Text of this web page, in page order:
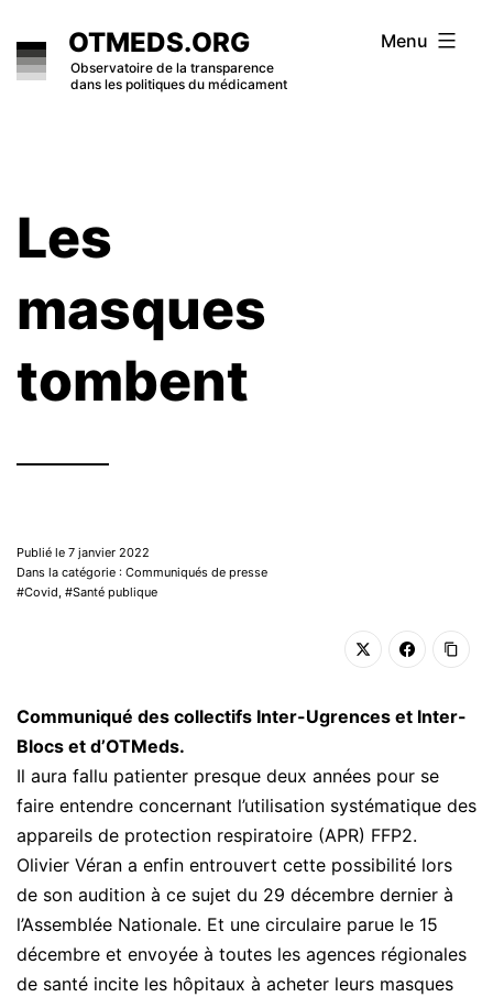
to
content
OTMEDS.ORG
Observatoire de la transparence
dans les politiques du médicament
Menu
Les
masques
tombent
Publié le 7 janvier 2022
Dans la catégorie : Communiqués de presse
Covid
Santé publique
Communiqué des collectifs Inter-Ugrences et Inter-
Blocs et d’OTMeds.
Il aura fallu patienter presque deux années pour se
faire entendre concernant l’utilisation systématique des
appareils de protection respiratoire (APR) FFP2.
Olivier Véran a enfin entrouvert cette possibilité lors
de son audition à ce sujet du 29 décembre dernier à
l’Assemblée Nationale. Et une circulaire parue le 15
décembre et envoyée à toutes les agences régionales
de santé incite les hôpitaux à acheter leurs masques